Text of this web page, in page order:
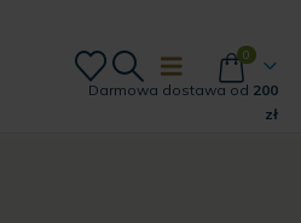
0
Darmowa dostawa od 200
zł